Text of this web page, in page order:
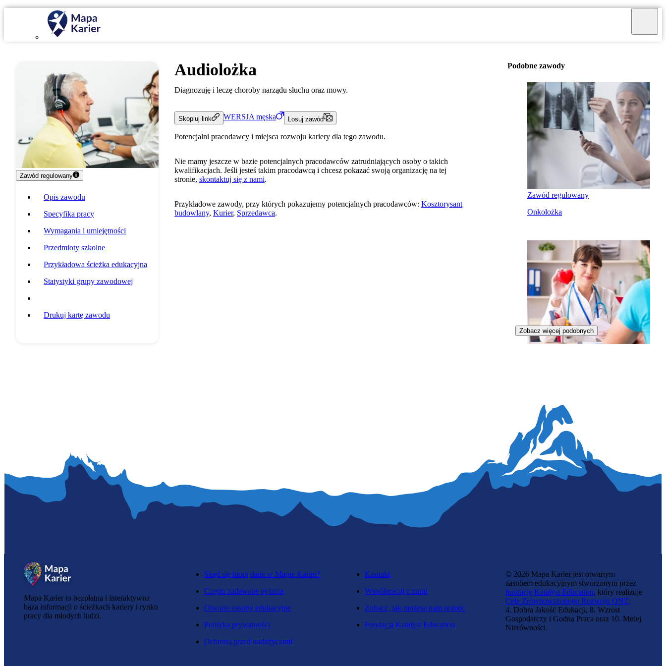
Zawód regulowany
Opis zawodu
Specyfika pracy
Wymagania i umiejętności
Przedmioty szkolne
Przykładowa ścieżka edukacyjna
Statystyki grupy zawodowej
Drukuj kartę zawodu
Audiolożka
Diagnozuję i leczę choroby narządu słuchu oraz mowy.
Skopiuj link WERSJA męska Losuj zawód
Potencjalni pracodawcy i miejsca rozwoju kariery dla tego zawodu.
Nie mamy jeszcze w bazie potencjalnych pracodawców zatrudniających osoby o takich
kwalifikacjach. Jeśli jesteś takim pracodawcą i chcesz pokazać swoją organizację na tej
stronie, skontaktuj się z nami.
Przykładowe zawody, przy których pokazujemy potencjalnych pracodawców: Kosztorysant
budowlany, Kurier, Sprzedawca.
Podobne zawody
Zawód regulowany
Onkolożka
Zobacz więcej podobnych
Mapa Karier to bezpłatna i interaktywna
baza informacji o ścieżkach kariery i rynku
pracy dla młodych ludzi.
Skąd się biorą dane w Mapie Karier?
Często zadawane pytania
Otwarte zasoby edukacyjne
Polityka prywatności
Ochrona przed nadużyciami
Kontakt
Współpracuj z nami
Zobacz, jak możesz nam pomóc
Fundacja Katalyst Education
© 2026 Mapa Karier jest otwartym
zasobem edukacyjnym stworzonym przez
fundację Katalyst Education, który realizuje
Cele Zrównoważonego Rozwoju ONZ:
4. Dobra Jakość Edukacji, 8. Wzrost
Gospodarczy i Godna Praca oraz 10. Mniej
Nierówności.